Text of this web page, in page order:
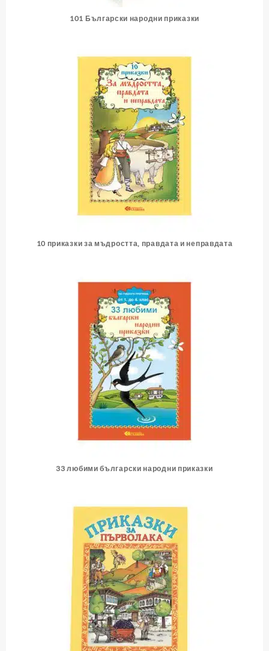
101 Български народни приказки
10 приказки за мъдростта, правдата и неправдата
33 любими български народни приказки